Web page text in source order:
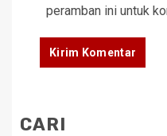
peramban ini untuk
CARI